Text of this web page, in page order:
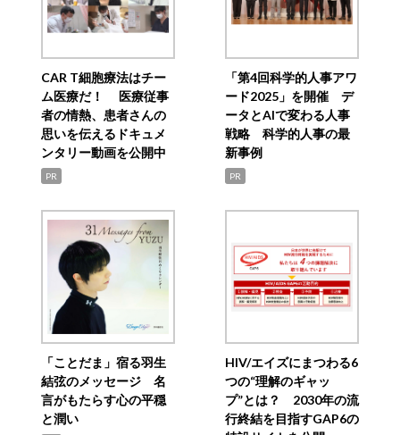
CAR T細胞療法はチー
ム医療だ！ 医療従事
者の情熱、患者さんの
思いを伝えるドキュメ
ンタリー動画を公開中
PR
「第4回科学的人事アワ
ード2025」を開催 デ
ータとAIで変わる人事
戦略 科学的人事の最
新事例
PR
「ことだま」宿る羽生
結弦のメッセージ 名
言がもたらす心の平穏
と潤い
HIV/エイズにまつわる6
つの“理解のギャッ
プ”とは？ 2030年の流
行終結を目指すGAP6の